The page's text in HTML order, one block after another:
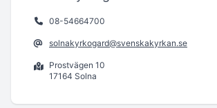
08-54664700
solnakyrkogard@svenskakyrkan.se
Prostvägen 10
17164 Solna